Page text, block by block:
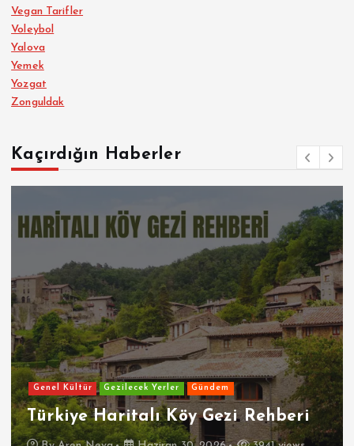
Vegan Tarifler
Voleybol
Yalova
Yemek
Yozgat
Zonguldak
Kaçırdığın Haberler
Genel Kültür Gezilecek Yerler Gündem
Türkiye Haritalı Köy Gezi Rehberi